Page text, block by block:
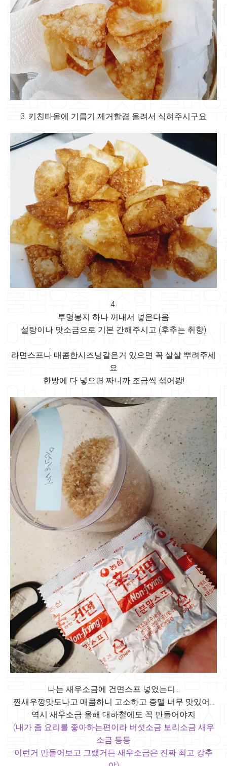
3. 키친타올에 기름기 제거할겸 올려서 식혀주시구요
4.
투명봉지 하나 꺼내서 넣은다음
설탕이나 맛소금으로 기본 간해주시고 (후추는 취향)
라면스프나 매콤한시즈닝같은거 있으면 꼭 살살 뿌려주세
요
한방에 다 넣으면 짜니까 조금씩 섞어봥!
나는 새우소금에 건면스프 넣었는디...
찐새우깡맛도나고 매콤하니 고소하고 증맬 너무 맛있어...
역시 새우소금 올해 대하철에도 꼭 만들어야지
(내가 좀 요리를 좋아하는편이라 버섯소금 보리소금 새우
소금 등등
이런거 만들어보고 그랬거든 새우소금은 진짜 최고 강추